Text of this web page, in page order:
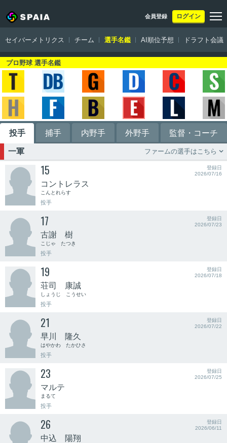
会員登録 ログイン
セイバーメトリクス チーム 選手名鑑 AI順位予想 ドラフト会議
プロ野球 選手名鑑
投手 捕手 内野手 外野手 監督・コーチ
一軍 ファームの選手はこちら 
15
登録日
2026/07/16
コントレラス
こんとれらす
投手
17
登録日
2026/07/23
古謝 樹
こじゃ たつき
投手
19
登録日
2026/07/18
荘司 康誠
しょうじ こうせい
投手
21
登録日
2026/07/22
早川 隆久
はやかわ たかひさ
投手
23
登録日
2026/07/25
マルテ
まるて
投手
26
登録日
2026/06/11
中込 陽翔